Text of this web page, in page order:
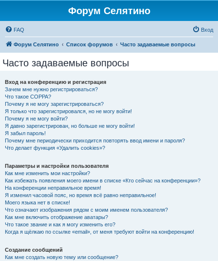
Форум Селятино
FAQ Вход
Форум Селятино Список форумов Часто задаваемые вопросы
Часто задаваемые вопросы
Вход на конференцию и регистрация
Зачем мне нужно регистрироваться?
Что такое COPPA?
Почему я не могу зарегистрироваться?
Я только что зарегистрировался, но не могу войти!
Почему я не могу войти?
Я давно зарегистрирован, но больше не могу войти!
Я забыл пароль!
Почему мне периодически приходится повторять ввод имени и пароля?
Что делает функция «Удалить cookies»?
Параметры и настройки пользователя
Как мне изменить мои настройки?
Как избежать появления моего имени в списке «Кто сейчас на конференции»?
На конференции неправильное время!
Я изменил часовой пояс, но время всё равно неправильное!
Моего языка нет в списке!
Что означают изображения рядом с моим именем пользователя?
Как мне включить отображение аватары?
Что такое звание и как я могу изменить его?
Когда я щёлкаю по ссылке «email», от меня требуют войти на конференцию!
Создание сообщений
Как мне создать новую тему или сообщение?